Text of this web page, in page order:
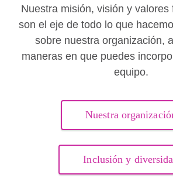
Nuestra misión, visión y valores
son el eje de todo lo que
sobre nuestra organización,
maneras en que puedes
equipo.
Nuestra
Inclusión y